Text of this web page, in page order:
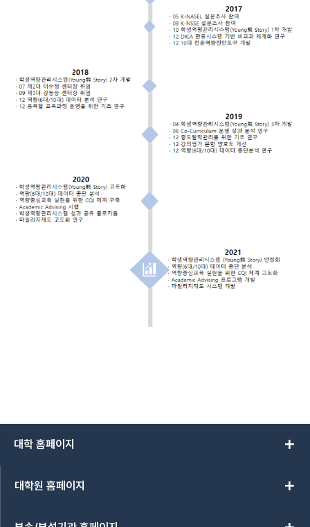
대학 홈페이지 add
대학원 홈페이지 add